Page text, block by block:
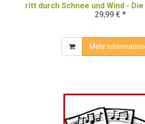
ritt durch Schnee und Wind -
Laternenlieder
29,99 € *
Mehr